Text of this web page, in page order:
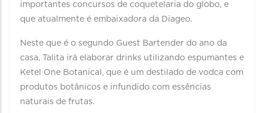
importantes concursos de coquetelaria do globo, e
que atualmente é embaixadora da Diageo.
Neste que é o segundo Guest Bartender do ano da
casa, Talita irá elaborar drinks utilizando espumantes e
Ketel One Botanical, que é um destilado de vodca com
produtos botânicos e infundido com essências
naturais de frutas.